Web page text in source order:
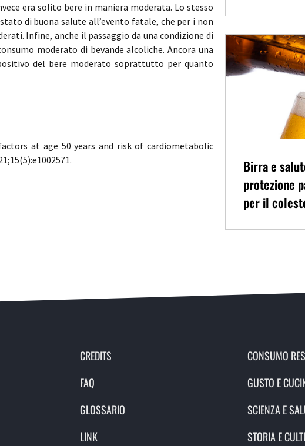
era solito bere in maniera moderata. Lo stesso
di buona salute all’evento fatale, che per i non
Infine, anche il passaggio da una condizione di
moderato di bevande alcoliche. Ancora una
del bere moderato soprattutto per quanto
at age 50 years and risk of cardiometabolic
Birra e
protezione
per il
CREDITS
FAQ
GLOSSARIO
LINK
CONSUMO
GUSTO E
SCIENZA E
STORIA E